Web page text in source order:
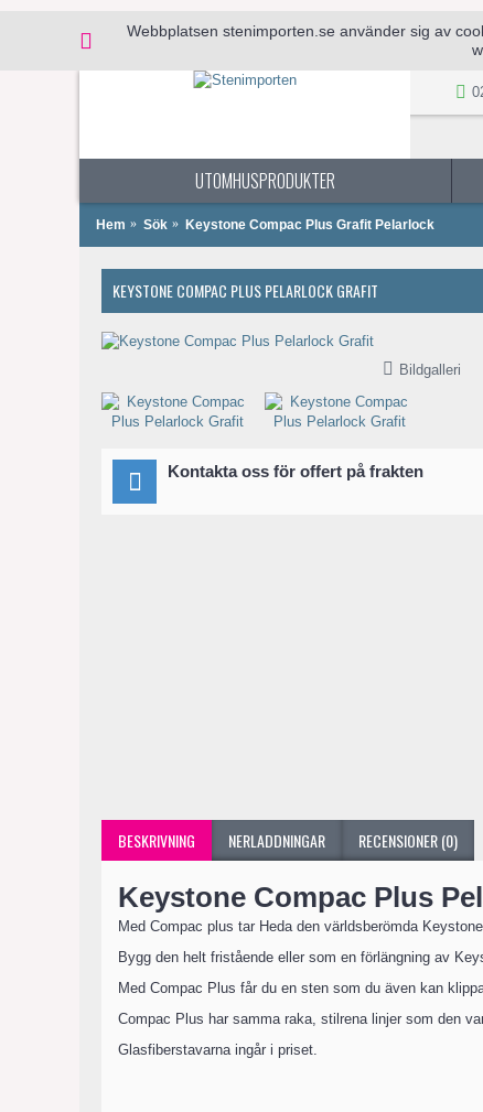
Webbplatsen stenimporten.se använder sig av
UTOMHUSPRODUKTER
Hem Sök Keystone Compac Plus Grafit Pelarlock
KEYSTONE COMPAC PLUS PELARLOCK GRAFIT
Bildgalleri
Kontakta oss för offert på frakten
BESKRIVNING NERLADDNINGAR RECENSIONER (0)
Keystone Compac Plus
Med Compac plus tar Heda den världsberömda
Bygg den helt fristående eller som en förlängning av
Med Compac Plus får du en sten som du även kan
Compac Plus har samma raka, stilrena linjer som den
Glasfiberstavarna ingår i priset.